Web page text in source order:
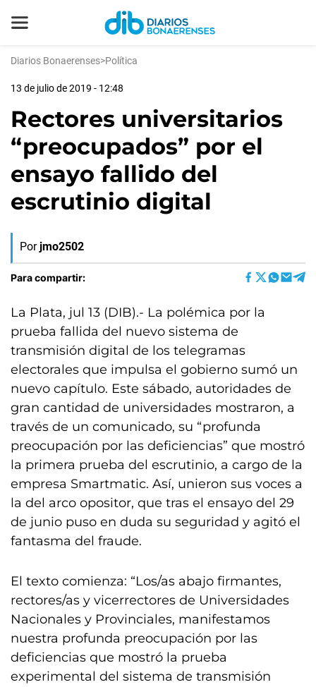
Diarios Bonaerenses>Política
13 de julio de 2019 - 12:48
Rectores universitarios
“preocupados” por el
ensayo fallido del
escrutinio digital
Por jmo2502
Para compartir:
La Plata, jul 13 (DIB).- La polémica por la
prueba fallida del nuevo sistema de
transmisión digital de los telegramas
electorales que impulsa el gobierno sumó un
nuevo capítulo. Este sábado, autoridades de
gran cantidad de universidades mostraron, a
través de un comunicado, su “profunda
preocupación por las deficiencias” que mostró
la primera prueba del escrutinio, a cargo de la
empresa Smartmatic. Así, unieron sus voces a
la del arco opositor, que tras el ensayo del 29
de junio puso en duda su seguridad y agitó el
fantasma del fraude.
El texto comienza: “Los/as abajo firmantes,
rectores/as y vicerrectores de Universidades
Nacionales y Provinciales, manifestamos
nuestra profunda preocupación por las
deficiencias que mostró la prueba
experimental del sistema de transmisión